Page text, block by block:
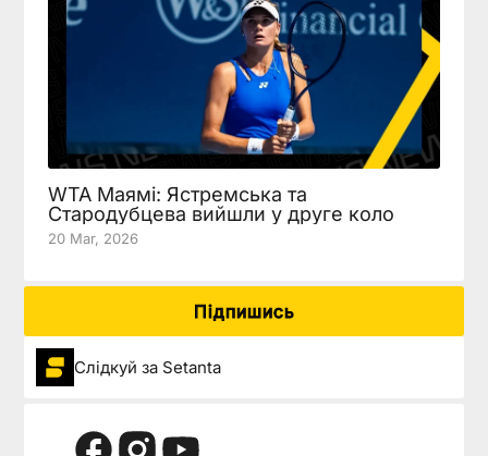
WTA Маямі: Ястремська та
Стародубцева вийшли у друге коло
20 Mar, 2026
Підпишись
Слідкуй за Setanta